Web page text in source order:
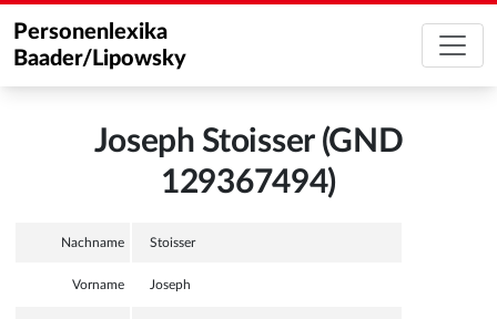
Personenlexika
Baader/Lipowsky
Joseph Stoisser (GND
129367494)
Nachname Stoisser
Vorname Joseph